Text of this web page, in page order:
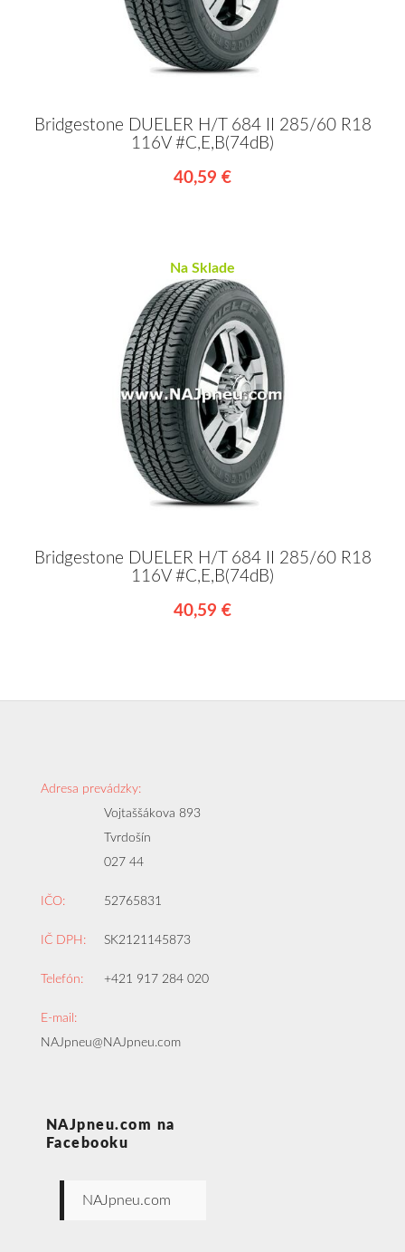
Bridgestone DUELER H/T 684 II 285/60 R18
116V #C,E,B(74dB)
40,59 €
Na Sklade
Bridgestone DUELER H/T 684 II 285/60 R18
116V #C,E,B(74dB)
40,59 €
Adresa prevádzky:
Vojtaššákova 893
Tvrdošín
027 44
IČO: 52765831
IČ DPH: SK2121145873
Telefón: +421 917 284 020
E-mail:
NAJpneu@NAJpneu.com
NAJpneu.com na
Facebooku
NAJpneu.com